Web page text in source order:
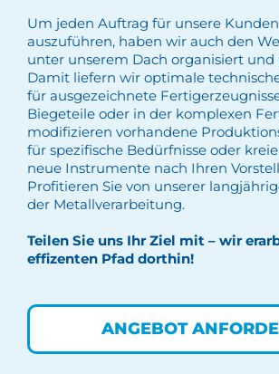
Um jeden Auftrag für unsere
auszuführen, haben wir auch den
unter unserem Dach organisiert
Damit liefern wir optimale
für ausgezeichnete
Biegeteile oder in der komplexen
modifizieren vorhandene
für spezifische Bedürfnisse oder
neue Instrumente nach Ihren
Profitieren Sie von unserer
der Metallverarbeitung.
Teilen Sie uns Ihr Ziel mit – wir
effizenten Pfad dorthin!
ANGEBOT